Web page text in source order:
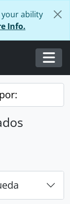
your ability
Info.